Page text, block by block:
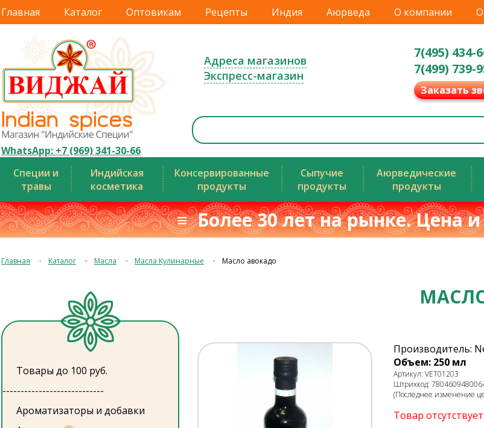
Главная Каталог Оптовикам Рецепты Индия Аюрведа О компании
WhatsApp: +7 (969) 341-30-66
Адреса магазинов
Экспресс-магазин
7(495) 434-
7(499) 739-
Заказать
Специи и
травы
Индийская
косметика
Консервированные
продукты
Сыпучие
продукты
Аюрведические
продукты
≡ Более 30 лет на рынке. Цена
Главная Каталог Масла Масла Кулинарные Масло авокадо
Товары до 100 руб.
----------------------------
Ароматизаторы и добавки
Производитель:
Объем: 250 мл
Артикул: VET01203
Штрихкод:
(Последнее изменение
Товар